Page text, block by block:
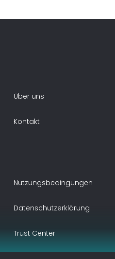
Über uns
Kontakt
Nutzungsbedingungen
Datenschutzerklärung
Trust Center